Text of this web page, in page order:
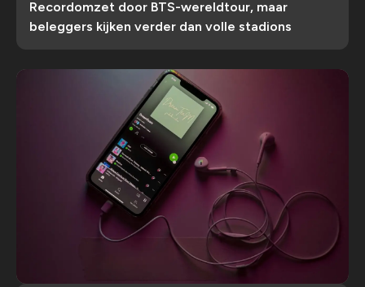
Recordomzet door BTS-wereldtour, maar
beleggers kijken verder dan volle stadions